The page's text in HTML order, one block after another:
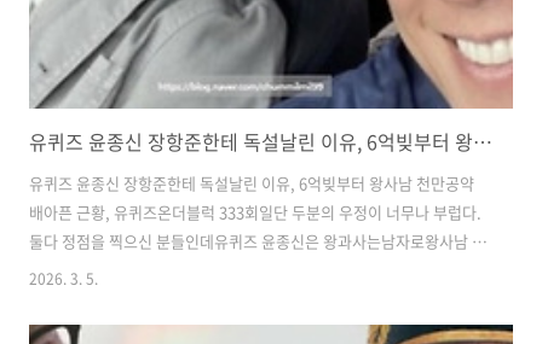
유퀴즈 윤종신 장항준한테 독설날린 이유, 6억빚부터 왕사남 천만공약 배아픈 근황, 유퀴즈온더블럭 333회
유퀴즈 윤종신 장항준한테 독설날린 이유, 6억빚부터 왕사남 천만공약
배아픈 근황, 유퀴즈온더블럭 333회일단 두분의 우정이 너무나 부럽다.
둘다 정점을 찍으신 분들인데유퀴즈 윤종신은 왕과사는남자로왕사남 천
만공약을 앞둔 장항준한테독설을 날려 화제가 되기도 했다.​그 이유는 당
지?유퀴즈온더블럭 333회를 통해6억빚부터 배아픈 근황까지본방보면
2026. 3. 5.